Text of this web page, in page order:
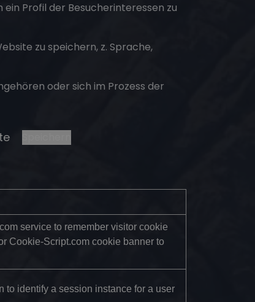
Profil der Besucherinteressen zu
zu speichern, z. Sprache,
oder sich im Prozess der
service to remember visitor cookie
Cookie-Script.com cookie banner to
to identify a session instance for a user